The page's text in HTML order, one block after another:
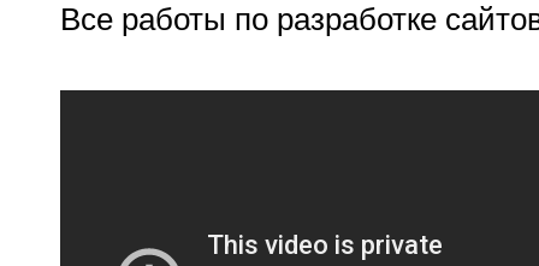
Все работы по разработке